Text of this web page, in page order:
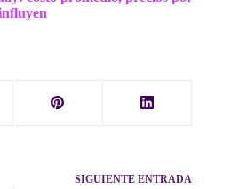
SIGUIENTEENTRADA